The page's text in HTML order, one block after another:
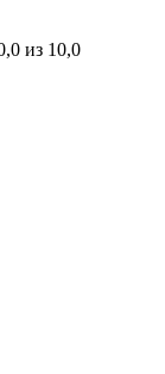
из 10,0